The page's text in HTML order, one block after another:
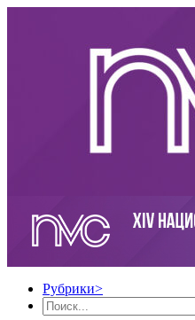
Рубрики>